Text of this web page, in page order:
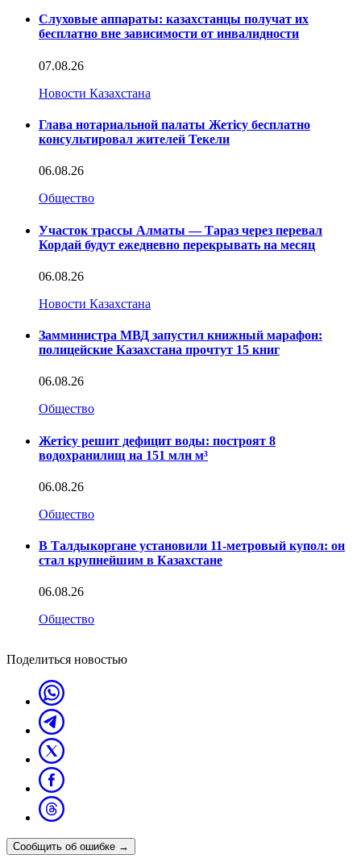
Слуховые аппараты: казахстанцы получат их
бесплатно вне зависимости от инвалидности
07.08.26
Новости Казахстана
Глава нотариальной палаты Жетісу бесплатно
консультировал жителей Текели
06.08.26
Общество
Участок трассы Алматы — Тараз через перевал
Кордай будут ежедневно перекрывать на месяц
06.08.26
Новости Казахстана
Замминистра МВД запустил книжный марафон:
полицейские Казахстана прочтут 15 книг
06.08.26
Общество
Жетісу решит дефицит воды: построят 8
водохранилищ на 151 млн м³
06.08.26
Общество
В Талдыкоргане установили 11-метровый купол: он
стал крупнейшим в Казахстане
06.08.26
Общество
Поделиться новостью
Сообщить об ошибке →